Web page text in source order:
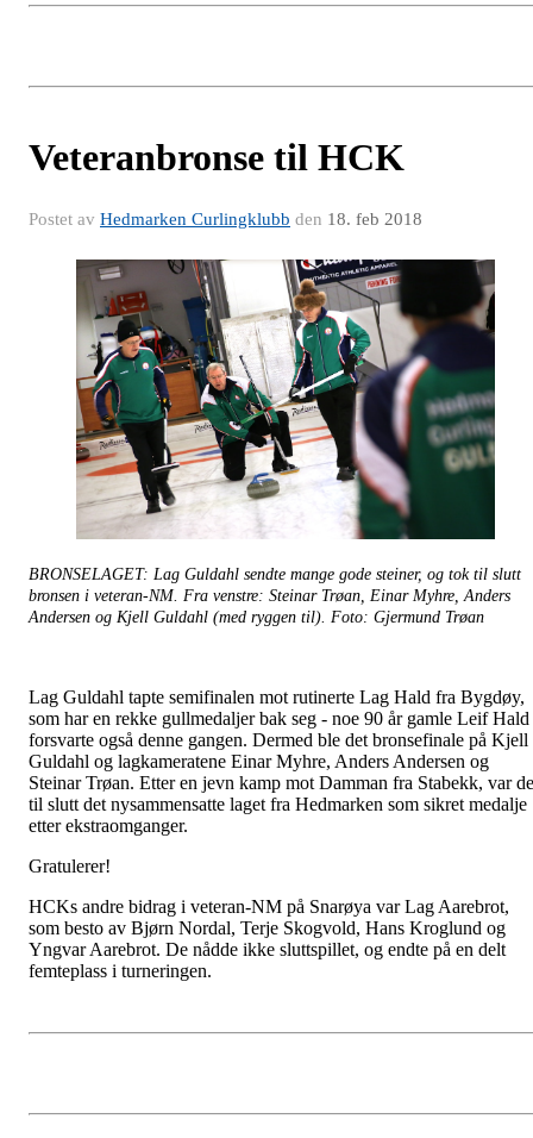
Veteranbronse til HCK
Postet av Hedmarken Curlingklubb den 18. feb 2018
BRONSELAGET: Lag Guldahl sendte mange gode steiner, og tok til slutt
bronsen i veteran-NM. Fra venstre: Steinar Trøan, Einar Myhre, Anders
Andersen og Kjell Guldahl (med ryggen til). Foto: Gjermund Trøan
Lag Guldahl tapte semifinalen mot rutinerte Lag Hald fra Bygdøy,
som har en rekke gullmedaljer bak seg - noe 90 år gamle Leif Hald
forsvarte også denne gangen. Dermed ble det bronsefinale på Kjell
Guldahl og lagkameratene Einar Myhre, Anders Andersen og
Steinar Trøan. Etter en jevn kamp mot Damman fra Stabekk, var
til slutt det nysammensatte laget fra Hedmarken som sikret medalje
etter ekstraomganger.
Gratulerer!
HCKs andre bidrag i veteran-NM på Snarøya var Lag Aarebrot,
som besto av Bjørn Nordal, Terje Skogvold, Hans Kroglund og
Yngvar Aarebrot. De nådde ikke sluttspillet, og endte på en delt
femteplass i turneringen.